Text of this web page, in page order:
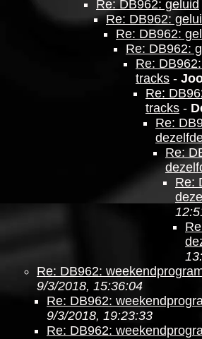
Re: DB962: geluid
Re: DB962:
Re: DB962:
Re: DB962:
Re:
tracks -
Re:
tracks -
Re:
Re:
Re:
Re: DB962:
9/3/2018, 15:36:04
Re: DB962:
9/3/2018, 19:23:33
Re: DB962: